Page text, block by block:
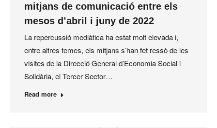
mitjans de comunicació entre els
mesos d’abril i juny de 2022
La repercussió mediàtica ha estat molt elevada i,
entre altres temes, els mitjans s’han fet ressò de les
visites de la Direcció General d’Economia Social i
Solidària, el Tercer Sector…
Read more